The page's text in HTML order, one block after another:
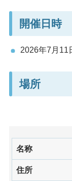
開催日時
2026年7月11
場所
名称
住所